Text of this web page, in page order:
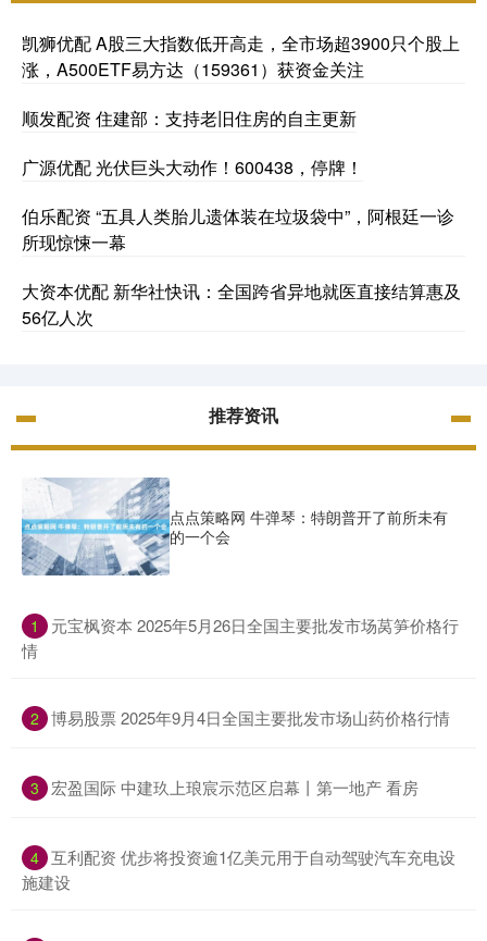
凯狮优配 A股三大指数低开高走，全市场超3900只个股上
涨，A500ETF易方达（159361）获资金关注
顺发配资 住建部：支持老旧住房的自主更新
广源优配 光伏巨头大动作！600438，停牌！
伯乐配资 “五具人类胎儿遗体装在垃圾袋中”，阿根廷一诊
所现惊悚一幕
大资本优配 新华社快讯：全国跨省异地就医直接结算惠及
56亿人次
推荐资讯
点点策略网 牛弹琴：特朗普开了前所未有
的一个会
1
​元宝枫资本 2025年5月26日全国主要批发市场莴笋价格行
情
2 ​博易股票 2025年9月4日全国主要批发市场山药价格行情
3 ​宏盈国际 中建玖上琅宸示范区启幕丨第一地产 看房
4 ​互利配资 优步将投资逾1亿美元用于自动驾驶汽车充电设
施建设